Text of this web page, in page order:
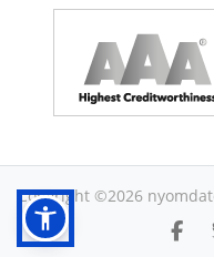
Copyright ©2026